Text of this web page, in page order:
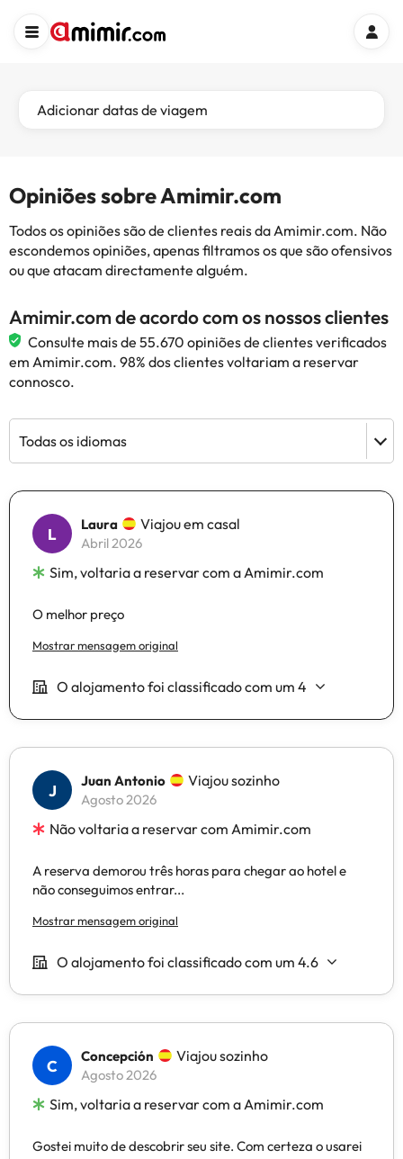
Adicionar datas de viagem
Opiniões sobre Amimir.com
Todos os opiniões são de clientes reais da Amimir.com. Não
escondemos opiniões, apenas filtramos os que são ofensivos
ou que atacam directamente alguém.
Amimir.com de acordo com os nossos clientes
Consulte mais de 55.670 opiniões de clientes verificados
em Amimir.com. 98% dos clientes voltariam a reservar
connosco.